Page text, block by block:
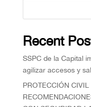
Recent
SSPC de la Capital
agilizar accesos y
PROTECCIÓN CIVIL